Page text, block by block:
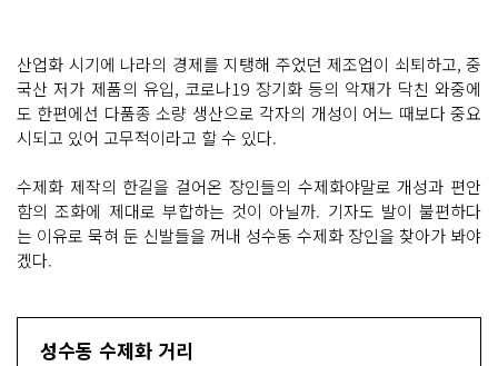
산업화 시기에 나라의 경제를 지탱해 주었던 제조업이 쇠퇴하고, 중
국산 저가 제품의 유입, 코로나19 장기화 등의 악재가 닥친 와중에
도 한편에선 다품종 소량 생산으로 각자의 개성이 어느 때보다 중요
시되고 있어 고무적이라고 할 수 있다.
수제화 제작의 한길을 걸어온 장인들의 수제화야말로 개성과 편안
함의 조화에 제대로 부합하는 것이 아닐까. 기자도 발이 불편하다
는 이유로 묵혀 둔 신발들을 꺼내 성수동 수제화 장인을 찾아가 봐야
겠다.
성수동 수제화 거리